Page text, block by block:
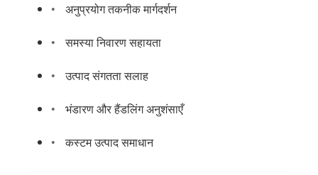
अनुप्रयोग तकनीक मार्गदर्शन
समस्या निवारण सहायता
उत्पाद संगतता सलाह
भंडारण और हैंडलिंग अनुशंसाएँ
कस्टम उत्पाद समाधान